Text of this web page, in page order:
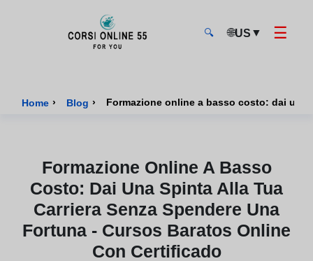
🔍 🌐US ▼ ☰
Home › Blog ›
Formazione Online A Basso
Costo: Dai Una Spinta Alla Tua
Carriera Senza Spendere Una
Fortuna - Cursos Baratos Online
Con Certificado